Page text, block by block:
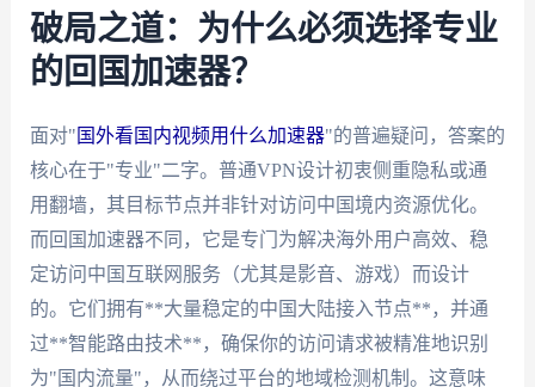
破局之道：为什么必须选择专业
的回国加速器？
面对" 国外看国内视频用什么加速器"的普遍疑问，答案的
核心在于"专业"二字。普通VPN设计初衷侧重隐私或通
用翻墙，其目标节点并非针对访问中国境内资源优化。
而回国加速器不同，它是专门为解决海外用户高效、稳
定访问中国互联网服务（尤其是影音、游戏）而设计
的。它们拥有**大量稳定的中国大陆接入节点**，并通
过**智能路由技术**，确保你的访问请求被精准地识别
为"国内流量"，从而绕过平台的地域检测机制。这意味